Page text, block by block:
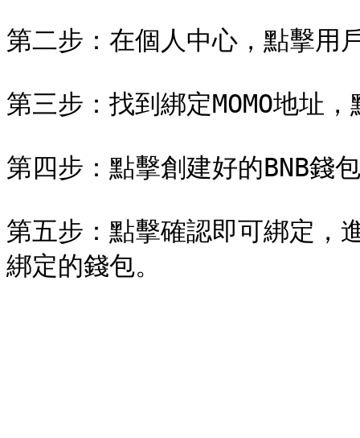
第二步：在個人中心，點擊用
第三步：找到綁定MOMO地址
第四步：點擊創建好的BNB錢
第五步：點擊確認即可綁定，